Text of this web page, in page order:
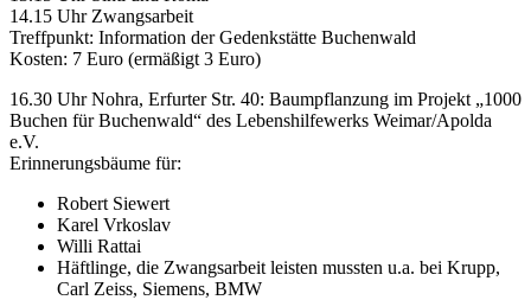
14.15 Uhr Zwangsarbeit
Treffpunkt: Information der Gedenkstätte Buchenwald
Kosten: 7 Euro (ermäßigt 3 Euro)
16.30 Uhr Nohra, Erfurter Str. 40: Baumpflanzung im Projekt „1000
Buchen für Buchenwald“ des Lebenshilfewerks Weimar/Apolda
e.V.
Erinnerungsbäume für:
Robert Siewert
Karel Vrkoslav
Willi Rattai
Häftlinge, die Zwangsarbeit leisten mussten u.a. bei Krupp,
Carl Zeiss, Siemens, BMW